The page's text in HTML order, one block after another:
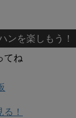
ンを楽しもう！
てね
！